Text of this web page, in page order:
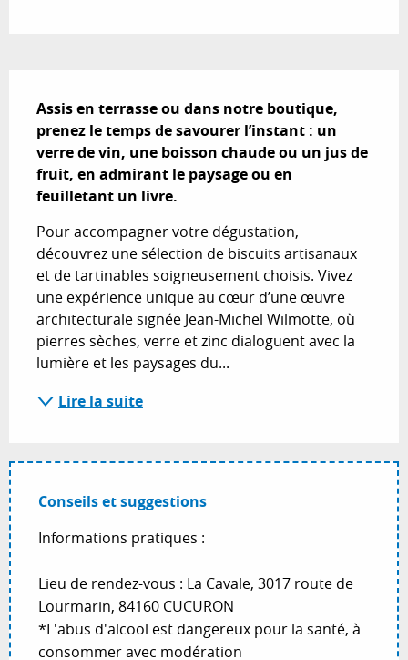
Assis en terrasse ou dans notre boutique,
prenez le temps de savourer l’instant : un
verre de vin, une boisson chaude ou un jus de
fruit, en admirant le paysage ou en
feuilletant un livre.
Pour accompagner votre dégustation,
découvrez une sélection de biscuits artisanaux
et de tartinables soigneusement choisis. Vivez
une expérience unique au cœur d’une œuvre
architecturale signée Jean-Michel Wilmotte, où
pierres sèches, verre et zinc dialoguent avec la
lumière et les paysages du...
Lire la suite
Conseils et suggestions
Informations pratiques :
Lieu de rendez-vous : La Cavale, 3017 route de
Lourmarin, 84160 CUCURON
*L'abus d'alcool est dangereux pour la santé, à
consommer avec modération